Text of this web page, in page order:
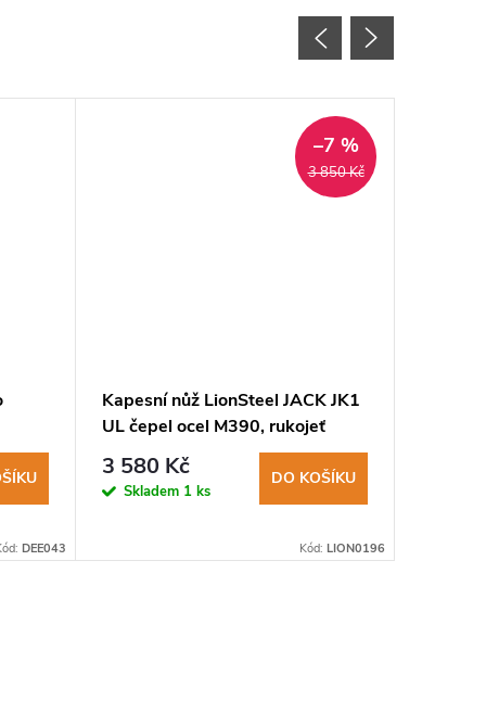
DEE043
3 850 Kč
–7 %
Kapesní nůž LionSteel JACK JK1
UL čepel ocel M390, rukojeť
olivové dřevo
3 580 Kč
Skladem 1 ks
DO KOŠÍKU
Kód: LION0196